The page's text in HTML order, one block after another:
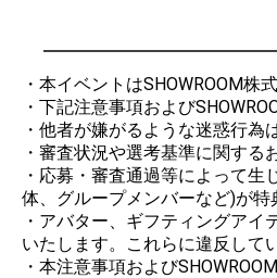
・本イベントはSHOWROOM株
・下記注意事項および
・他者が嫌がるような迷惑行為
・審査状況や選考基準に関する
・応募・審査通過等によって
体、グループメンバーなど)が特
・アバター、ギフティングア
いたします。これらに違反して
・本注意事項および